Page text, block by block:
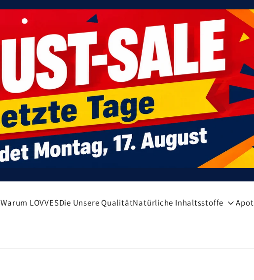
Warum LOVVESDie Unsere QualitätNatürliche Inhaltsstoffe